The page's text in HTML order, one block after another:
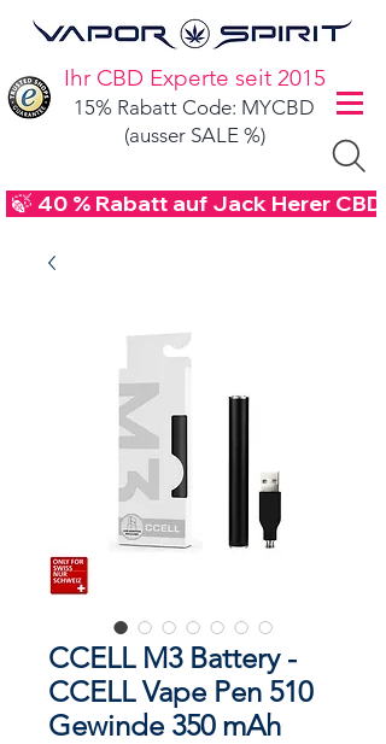
Ihr CBD Experte seit 2015
15% Rabatt Code: MYCBD
(ausser SALE %)
🍃 40 % Rabatt auf Jack Herer
CCELL M3 Battery -
CCELL Vape Pen 510
Gewinde 350 mAh